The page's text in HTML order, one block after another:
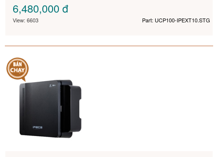
6,480,000đ
View: 6603 Part: UCP100-IPEXT10.STG